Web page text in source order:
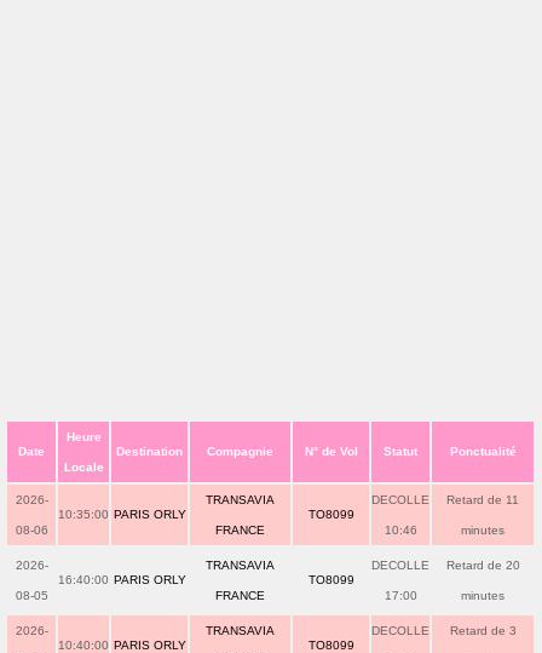
Date
Heure
Locale
Destination Compagnie N° de Vol Statut Ponctualité
2026-
08-06
10:35:00 PARIS ORLY
TRANSAVIA
FRANCE
TO8099
DECOLLE
10:46
Retard de 11
minutes
2026-
08-05
16:40:00 PARIS ORLY
TRANSAVIA
FRANCE
TO8099
DECOLLE
17:00
Retard de 20
minutes
2026-
10:40:00 PARIS ORLY
TRANSAVIA
TO8099
DECOLLE Retard de 3